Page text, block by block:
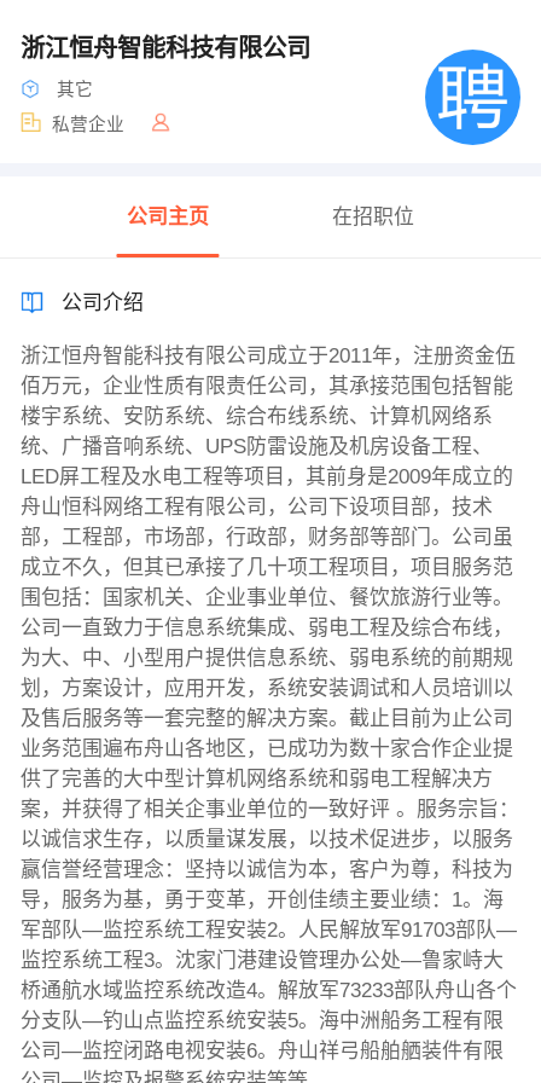
浙江恒舟智能科技有限公司
其它
私营企业
公司主页 在招职位
公司介绍
浙江恒舟智能科技有限公司成立于2011年，注册资金伍
佰万元，企业性质有限责任公司，其承接范围包括智能
楼宇系统、安防系统、综合布线系统、计算机网络系
统、广播音响系统、UPS防雷设施及机房设备工程、
LED屏工程及水电工程等项目，其前身是2009年成立的
舟山恒科网络工程有限公司，公司下设项目部，技术
部，工程部，市场部，行政部，财务部等部门。公司虽
成立不久，但其已承接了几十项工程项目，项目服务范
围包括：国家机关、企业事业单位、餐饮旅游行业等。
公司一直致力于信息系统集成、弱电工程及综合布线，
为大、中、小型用户提供信息系统、弱电系统的前期规
划，方案设计，应用开发，系统安装调试和人员培训以
及售后服务等一套完整的解决方案。截止目前为止公司
业务范围遍布舟山各地区，已成功为数十家合作企业提
供了完善的大中型计算机网络系统和弱电工程解决方
案，并获得了相关企事业单位的一致好评 。服务宗旨：
以诚信求生存，以质量谋发展，以技术促进步，以服务
赢信誉经营理念：坚持以诚信为本，客户为尊，科技为
导，服务为基，勇于变革，开创佳绩主要业绩：1。海
军部队—监控系统工程安装2。人民解放军91703部队—
监控系统工程3。沈家门港建设管理办公处—鲁家峙大
桥通航水域监控系统改造4。解放军73233部队舟山各个
分支队—钓山点监控系统安装5。海中洲船务工程有限
公司—监控闭路电视安装6。舟山祥弓船舶舾装件有限